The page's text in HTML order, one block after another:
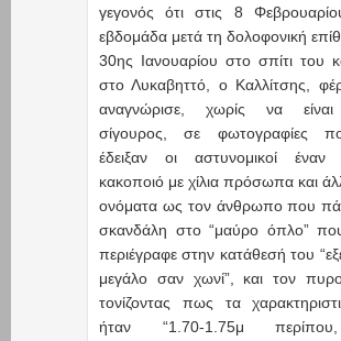
γεγονός ότι στις 8
εβδομάδα μετά τη δολοφονική
30ης Ιανουαρίου στο σπίτι του
στο Λυκαβηττό, ο Καλλίτσης,
αναγνώρισε, χωρίς να
σίγουρος, σε φωτογραφίες
έδειξαν οι αστυνομικοί έναν
κακοποιό με χίλια πρόσωπα και
ονόματα ως τον άνθρωπο που
σκανδάλη στο “μαύρο όπλο”
περιέγραφε στην κατάθεσή του
μεγάλο σαν χωνί”, και τον
τονίζοντας πως τα
ήταν “1.70-1.75μ